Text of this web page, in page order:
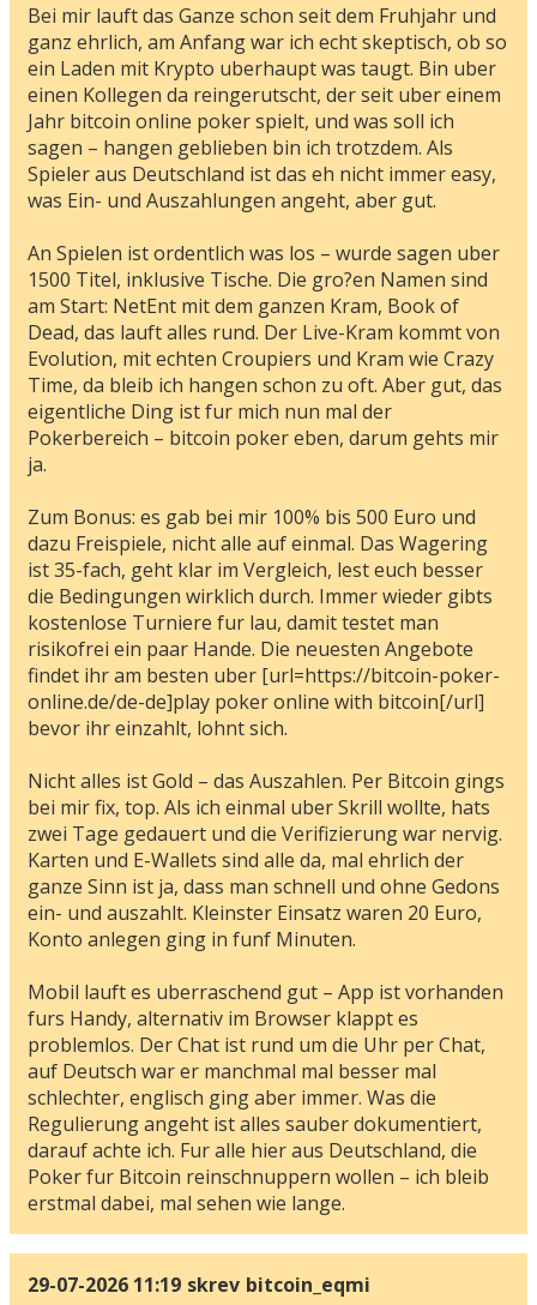
Bei mir lauft das Ganze schon seit dem Fruhjahr und
ganz ehrlich, am Anfang war ich echt skeptisch, ob so
ein Laden mit Krypto uberhaupt was taugt. Bin uber
einen Kollegen da reingerutscht, der seit uber einem
Jahr bitcoin online poker spielt, und was soll ich
sagen – hangen geblieben bin ich trotzdem. Als
Spieler aus Deutschland ist das eh nicht immer easy,
was Ein- und Auszahlungen angeht, aber gut.
An Spielen ist ordentlich was los – wurde sagen uber
1500 Titel, inklusive Tische. Die gro?en Namen sind
am Start: NetEnt mit dem ganzen Kram, Book of
Dead, das lauft alles rund. Der Live-Kram kommt von
Evolution, mit echten Croupiers und Kram wie Crazy
Time, da bleib ich hangen schon zu oft. Aber gut, das
eigentliche Ding ist fur mich nun mal der
Pokerbereich – bitcoin poker eben, darum gehts mir
ja.
Zum Bonus: es gab bei mir 100% bis 500 Euro und
dazu Freispiele, nicht alle auf einmal. Das Wagering
ist 35-fach, geht klar im Vergleich, lest euch besser
die Bedingungen wirklich durch. Immer wieder gibts
kostenlose Turniere fur lau, damit testet man
risikofrei ein paar Hande. Die neuesten Angebote
findet ihr am besten uber [url=https://bitcoin-poker-
online.de/de-de]play poker online with bitcoin[/url]
bevor ihr einzahlt, lohnt sich.
Nicht alles ist Gold – das Auszahlen. Per Bitcoin gings
bei mir fix, top. Als ich einmal uber Skrill wollte, hats
zwei Tage gedauert und die Verifizierung war nervig.
Karten und E-Wallets sind alle da, mal ehrlich der
ganze Sinn ist ja, dass man schnell und ohne Gedons
ein- und auszahlt. Kleinster Einsatz waren 20 Euro,
Konto anlegen ging in funf Minuten.
Mobil lauft es uberraschend gut – App ist vorhanden
furs Handy, alternativ im Browser klappt es
problemlos. Der Chat ist rund um die Uhr per Chat,
auf Deutsch war er manchmal mal besser mal
schlechter, englisch ging aber immer. Was die
Regulierung angeht ist alles sauber dokumentiert,
darauf achte ich. Fur alle hier aus Deutschland, die
Poker fur Bitcoin reinschnuppern wollen – ich bleib
erstmal dabei, mal sehen wie lange.
29-07-2026 11:19 skrev bitcoin_eqmi